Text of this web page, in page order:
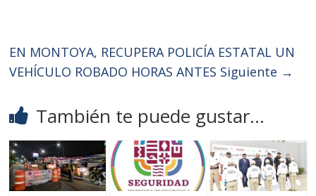
EN MONTOYA, RECUPERA POLICÍA ESTATAL UN
VEHÍCULO ROBADO HORAS ANTES Siguiente →
También te puede gustar...